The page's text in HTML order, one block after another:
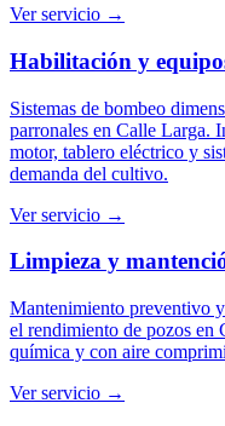
Ver servicio →
Habilitación y
Sistemas de bombeo
parronales en Calle Larga.
motor, tablero eléctrico y
demanda del cultivo.
Ver servicio →
Limpieza y
Mantenimiento preventivo
el rendimiento de pozos en
química y con aire
Ver servicio →